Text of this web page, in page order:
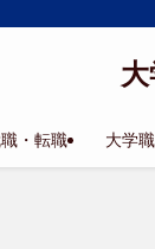
・転職 大学